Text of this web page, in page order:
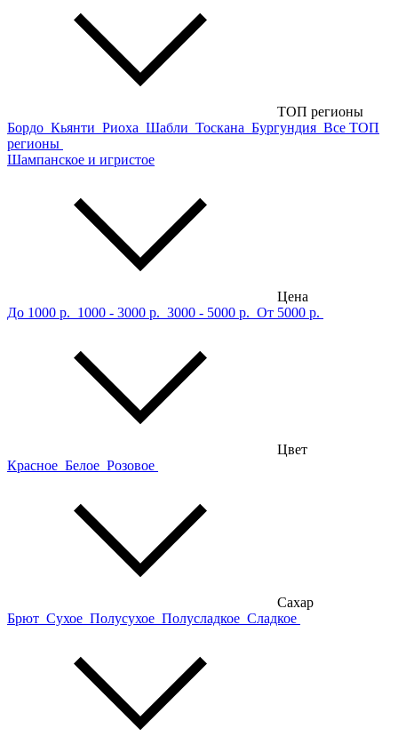
ТОП регионы
Бордо Кьянти Риоха Шабли Тоскана Бургундия Все ТОП
регионы
Шампанское и игристое
Цена
До 1000 р. 1000 - 3000 р. 3000 - 5000 р. От 5000 р.
Цвет
Красное Белое Розовое
Сахар
Брют Сухое Полусухое Полусладкое Сладкое